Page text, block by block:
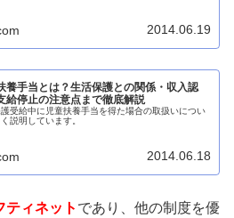
2014.06.19
養手当とは？生活保護との関係・収入認
給停止の注意点まで徹底解説
受給中に児童扶養手当を得た場合の取扱いについ
説明しています。
2014.06.18
ティネット であり、他の制度を優